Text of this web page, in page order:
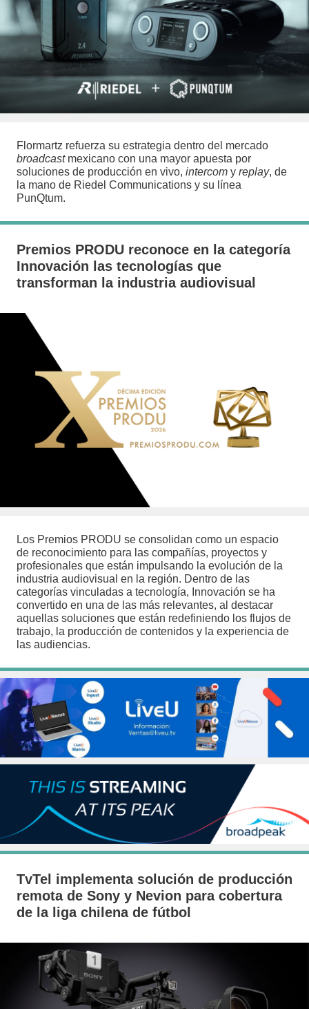
Flormartz refuerza su estrategia dentro del mercado
broadcastmexicano con una mayor apuesta por
soluciones de producción en vivo, intercom y replay, de
la mano de Riedel Communications y su línea
PunQtum.
Premios PRODU reconoce en la categoría
Innovación las tecnologías que
transforman la industria audiovisual
Los Premios PRODU se consolidan como un espacio
de reconocimiento para las compañías, proyectos y
profesionales que están impulsando la evolución de la
industria audiovisual en la región. Dentro de las
categorías vinculadas a tecnología, Innovación se ha
convertido en una de las más relevantes, al destacar
aquellas soluciones que están redefiniendo los flujos de
trabajo, la producción de contenidos y la experiencia de
las audiencias.
TvTel implementa solución de producción
remota de Sony y Nevion para cobertura
de la liga chilena de fútbol